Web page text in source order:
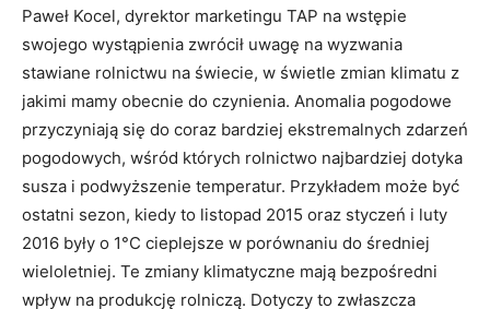
Paweł Kocel, dyrektor marketingu TAP na wstępie
swojego wystąpienia zwrócił uwagę na wyzwania
stawiane rolnictwu na świecie, w świetle zmian klimatu z
jakimi mamy obecnie do czynienia. Anomalia pogodowe
przyczyniają się do coraz bardziej ekstremalnych zdarzeń
pogodowych, wśród których rolnictwo najbardziej dotyka
susza i podwyższenie temperatur. Przykładem może być
ostatni sezon, kiedy to listopad 2015 oraz styczeń i luty
2016 były o 1°C cieplejsze w porównaniu do średniej
wieloletniej. Te zmiany klimatyczne mają bezpośredni
wpływ na produkcję rolniczą. Dotyczy to zwłaszcza